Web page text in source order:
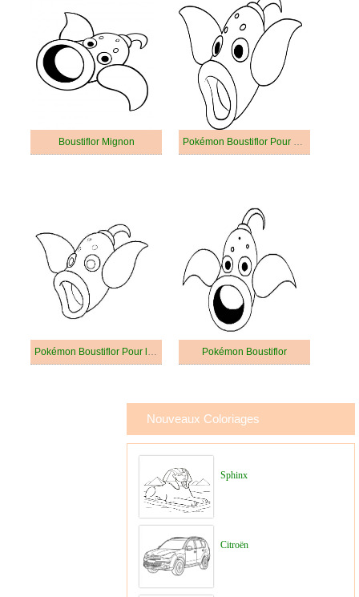
Boustiflor Mignon Pokémon Boustiflor Pour Enfants
Pokémon Boustiflor Pour les Enfants Pokémon Boustiflor
Nouveaux Coloriages
Sphinx
Citroën